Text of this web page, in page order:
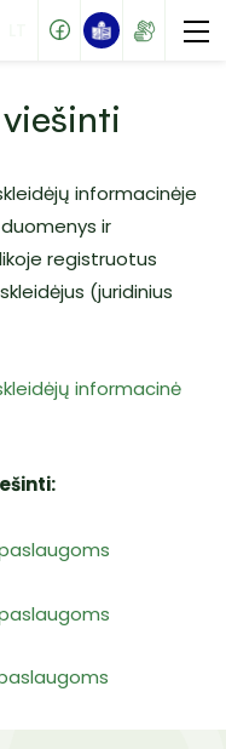
ir slaugos skyrius
ir slaugos skyrius
pagalbos
pasitenkinimo
informacinėje
ir
registruotus
(juridinius
informacinė